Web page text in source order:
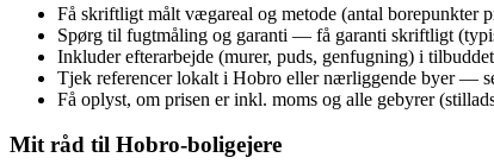
Få skriftligt målt vægareal og metode (antal borepunkter
Spørg til fugtmåling og garanti — få garanti skriftligt
Inkluder efterarbejde (murer, puds, genfugning) i
Tjek referencer lokalt i Hobro eller nærliggende byer —
Få oplyst, om prisen er inkl. moms og alle gebyrer
Mit råd til Hobro‑boligejere